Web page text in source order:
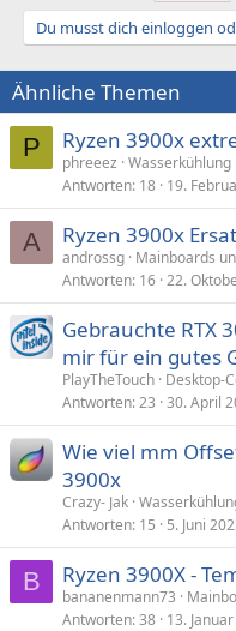
t
o
n
e
:
Du musst dich einloggen
Ähnliche Themen
P Ryzen 3900x
phreeez Wasserkühlung
Antworten 18 19.
A Ryzen 3900x
androssg Mainboards
Antworten 16 22.
Gebrauchte RTX
mir für ein gutes
PlayTheTouch Desktop-
Antworten 23 30. April
Wie viel mm
3900x
Crazy- Jak
Antworten 15 5. Juni
B Ryzen 3900X -
bananenmann73
Antworten 38 13.